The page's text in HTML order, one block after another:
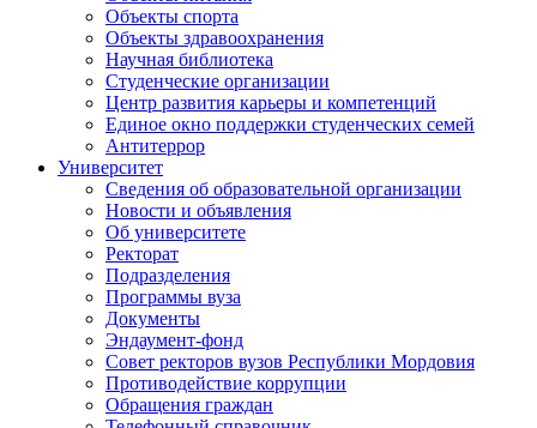
Объекты спорта
Объекты здравоохранения
Научная библиотека
Студенческие организации
Центр развития карьеры и компетенций
Единое окно поддержки студенческих семей
Антитеррор
Университет
Сведения об образовательной организации
Новости и объявления
Об университете
Ректорат
Подразделения
Программы вуза
Документы
Эндаумент-фонд
Совет ректоров вузов Республики Мордовия
Противодействие коррупции
Обращения граждан